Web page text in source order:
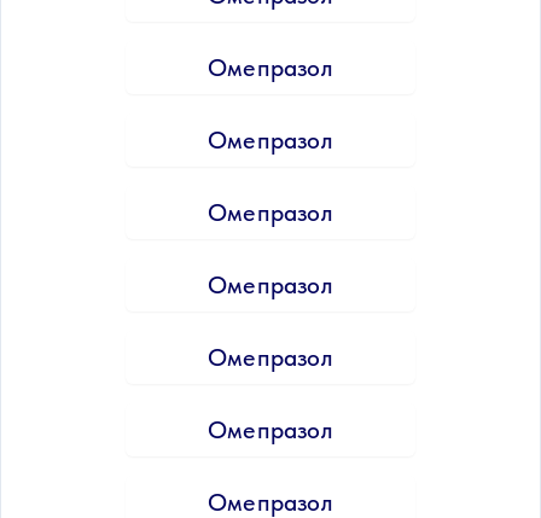
Омепразол
Омепразол
Омепразол
Омепразол
Омепразол
Омепразол
Омепразол